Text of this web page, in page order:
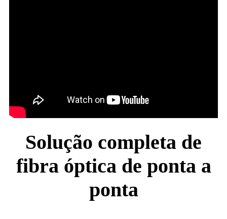
Solução completa de
fibra óptica de ponta a
ponta